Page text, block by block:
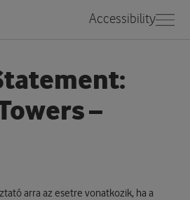
Accessibility
–
arra az esetre vonatkozik, ha a